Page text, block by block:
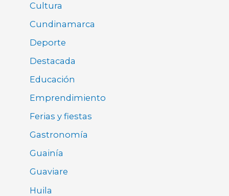
Cultura
Cundinamarca
Deporte
Destacada
Educación
Emprendimiento
Ferias y fiestas
Gastronomía
Guainía
Guaviare
Huila